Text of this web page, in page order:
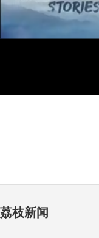
荔枝新闻